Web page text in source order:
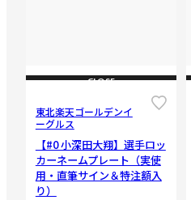
CLOSE
東北楽天ゴールデンイ
ーグルス
【#0 小深田大翔】選手ロッ
カーネームプレート（実使
用・直筆サイン＆特注額入
り）